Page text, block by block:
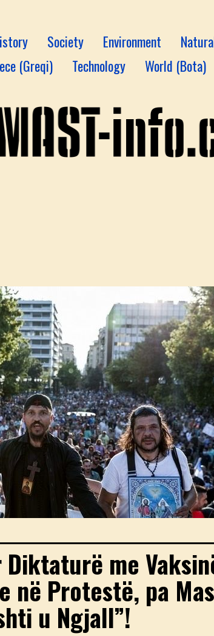
Society Environment
(Greqi)
Technology World (Bota)
me
në Protestë, pa
u Ngjall”!